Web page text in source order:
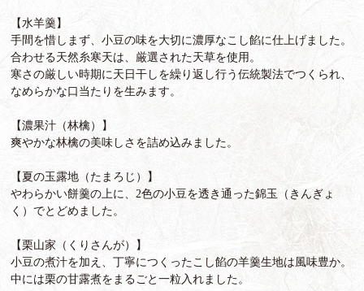
【水羊羹】
手間を惜しまず、小豆の味を大切に濃厚なこし餡に仕上げました。
合わせる天然糸寒天は、厳選された天草を使用。
寒さの厳しい時期に天日干しを繰り返し行う伝統製法でつくられ、
なめらかな口当たりを生みます。
【濃果汁（林檎）】
爽やかな林檎の美味しさを詰め込みました。
【夏の玉露地（たまろじ）】
やわらかい餅羹の上に、2色の小豆を透き通った錦玉（きんぎょ
く）でとどめました。
【栗山家（くりさんが）】
小豆の煮汁を加え、丁寧につくったこし餡の羊羹生地は風味豊か。
中には栗の甘露煮をまるごと一粒入れました。